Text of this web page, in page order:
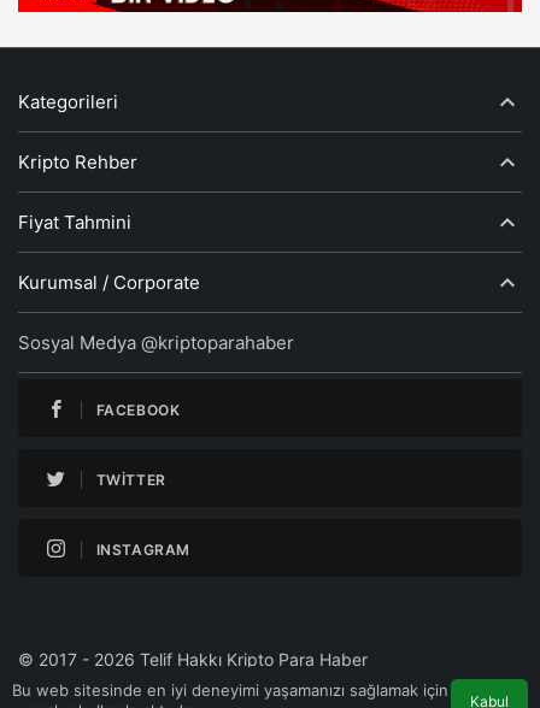
Bu web sitesinde en iyi deneyimi yaşamanızı sağlamak için
Kabul
Kategorileri
Kripto Rehber
Fiyat Tahmini
Kurumsal / Corporate
Sosyal Medya @kriptoparahaber
FACEBOOK
TWITTER
INSTAGRAM
© 2017 - 2026 Telif Hakkı Kripto Para Haber